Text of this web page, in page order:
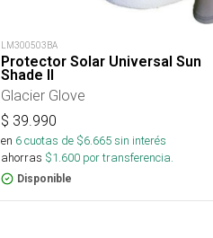
LM300503BA
Protector Solar Universal Sun
Shade II
Glacier Glove
$ 39.990
en 6cuotas de $6.665sin interés
ahorras $1.600 por transferencia.
Disponible